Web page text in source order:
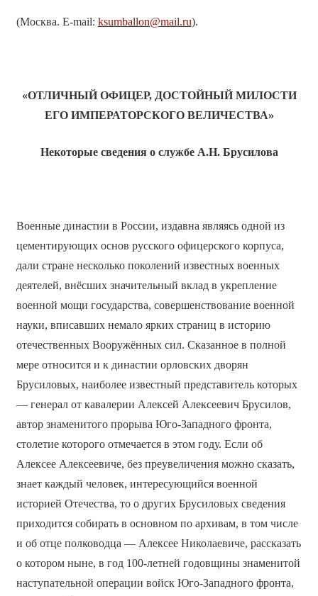
(Москва. E-mail: ksumballon@mail.ru).
«ОТЛИЧНЫЙ ОФИЦЕР, ДОСТОЙНЫЙ МИЛОСТИ
ЕГО ИМПЕРАТОРСКОГО ВЕЛИЧЕСТВА»
Некоторые сведения о службе А.Н. Брусилова
Военные династии в России, издавна являясь одной из
цементирующих основ русского офицерского корпуса,
дали стране несколько поколений известных военных
деятелей, внёсших значительный вклад в укрепление
военной мощи государства, совершенствование военной
науки, вписавших немало ярких страниц в историю
отечественных Вооружённых сил. Сказанное в полной
мере относится и к династии орловских дворян
Брусиловых, наиболее известный представитель которых
— генерал от кавалерии Алексей Алексеевич Брусилов,
автор знаменитого прорыва Юго-Западного фронта,
столетие которого отмечается в этом году. Если об
Алексее Алексеевиче, без преувеличения можно сказать,
знает каждый человек, интересующийся военной
историей Отечества, то о других Брусиловых сведения
приходится собирать в основном по архивам, в том числе
и об отце полководца — Алексее Николаевиче, рассказать
о котором ныне, в год 100-летней годовщины знаменитой
наступательной операции войск Юго-Западного фронта,